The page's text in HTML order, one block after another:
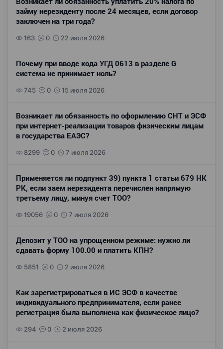
займу нерезиденту после 24 месяцев, если договор
заключен на три года?
163 0 22 июля 2026
Почему при вводе кода УГД 0613 в разделе G
система не принимает ноль?
745 0 15 июля 2026
Возникает ли обязанность по оформлению СНТ и ЭСФ
при интернет-реализации товаров физическим лицам
в государства ЕАЭС?
8299 0 7 июля 2026
Применяется ли подпункт 39) пункта 1 статьи 679 НК
РК, если заем нерезидента перечислен напрямую
третьему лицу, минуя счет ТОО?
19056 0 7 июля 2026
Депозит у ТОО на упрощенном режиме: нужно ли
сдавать форму 100.00 и платить КПН?
5851 0 2 июля 2026
Как зарегистрироваться в ИС ЭСФ в качестве
индивидуального предпринимателя, если ранее
регистрация была выполнена как физическое лицо?
294 0 2 июля 2026